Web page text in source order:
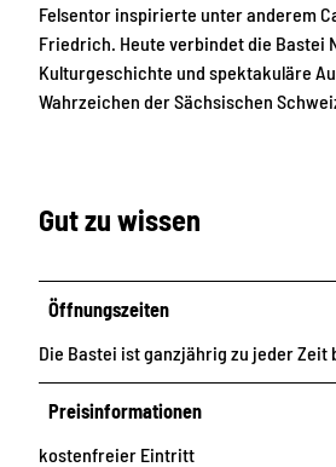
Felsentor inspirierte unter anderem
Friedrich. Heute verbindet die Bastei
Kulturgeschichte und spektakuläre
Wahrzeichen der Sächsischen
Gut zu wissen
Öffnungszeiten
Die Bastei ist ganzjährig zu jeder Zeit
Preisinformationen
kostenfreier Eintritt